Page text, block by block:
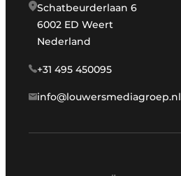
Schatbeurderlaan 6
6002 ED Weert
Nederland
+31 495 450095
info@louwersmediagroep.nl